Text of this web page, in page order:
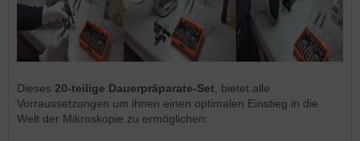
Dieses 20-teilige Dauerpräparate-Set , bietet alle
Vorraussetzungen um ihnen einen optimalen Einstieg in die
Welt der Mikroskopie zu ermöglichen: